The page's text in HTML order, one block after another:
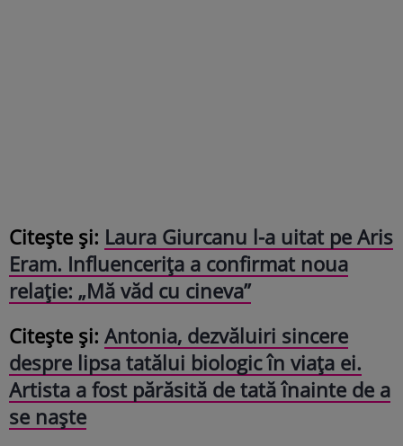
Citește și: Laura Giurcanu l-a uitat pe Aris
Eram. Influencerița a confirmat noua
relație: „Mă văd cu cineva”
Citește și: Antonia, dezvăluiri sincere
despre lipsa tatălui biologic în viața ei.
Artista a fost părăsită de tată înainte de a
se naște